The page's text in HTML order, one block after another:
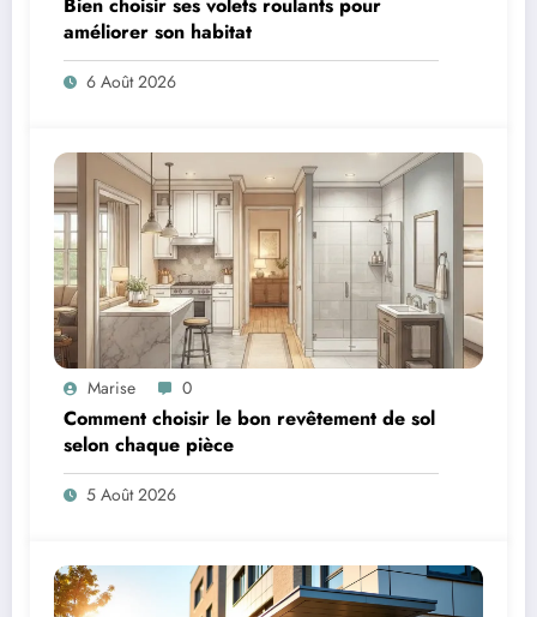
améliorer son habitat
6 Août 2026
Marise 0
Comment choisir le bon revêtement de sol
selon chaque pièce
5 Août 2026